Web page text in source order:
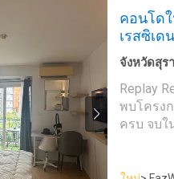
รี่ ลีฟวิ่ง ส
ต้นอยู่ที่
โครงกา
ประเภทดังนี้ - ประเภท A มีขนาดตั้งแต่
ประกอบ
ขนาดตั้ง
ห้องน้ำ พ
สระว่าย
พื้นที่ส่วน
อาศัยสา
จุใจ หรือ
สิคไปพร้
องศาสำ
เฟอร์นิเ
ทุกการใ
ใหญ่โด
คอนโดใ
เรสซิเ
จังหวัดสุร
พร้อมอุปก
บริการ·ล
เด็ก · เจ้า
Replay
พบโครง
ครบ จบใ
คอนโด